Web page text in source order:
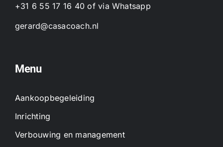
+31 6 55 17 16 40 ofvia Whatsapp
gerard@casacoach.nl
Menu
Aankoopbegeleiding
Inrichting
Verbouwing en management